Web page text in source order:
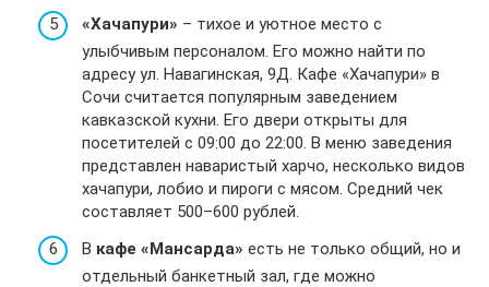
«Хачапури» – тихое и уютное место с
улыбчивым персоналом. Его можно найти по
адресу ул. Навагинская, 9Д. Кафе «Хачапури» в
Сочи считается популярным заведением
кавказской кухни. Его двери открыты для
посетителей с 09:00 до 22:00. В меню заведения
представлен наваристый харчо, несколько видов
хачапури, лобио и пироги с мясом. Средний чек
составляет 500–600 рублей.
В кафе «Мансарда» есть не только общий, но и
отдельный банкетный зал, где можно